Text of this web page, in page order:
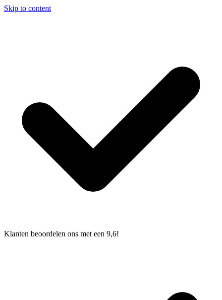
Skip to content
Klanten beoordelen ons met een 9,6!